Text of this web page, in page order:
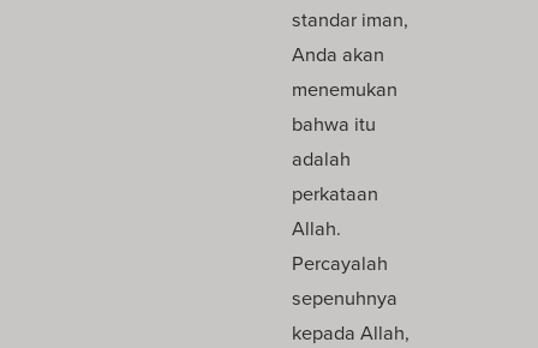
standar iman,
Anda akan
menemukan
bahwa itu
adalah
perkataan
Allah.
Percayalah
sepenuhnya
kepada Allah,